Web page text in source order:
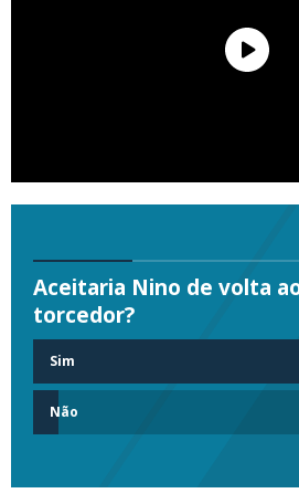
Aceitaria Nino de volta
torcedor?
Sim
Não